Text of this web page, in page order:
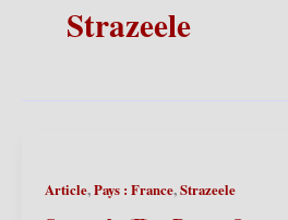
Strazeele
Article,Pays : France,Strazeele